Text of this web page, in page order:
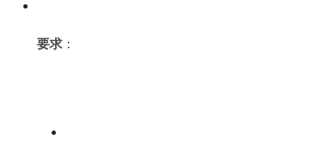
要求 ：